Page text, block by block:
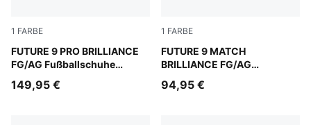
1 FARBE
FUTURE 9 PRO BRILLIANCE
FG/AG Fußballschuhe
PUMA White-Ultra Orange-Pink Alert-Light Aqua
149,95 €
1 FARBE
FUTURE 9 MATCH
BRILLIANCE FG/AG
PUMA White-Ultra Orange-
94,95 €